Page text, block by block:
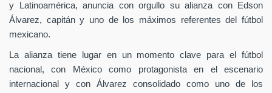
y Latinoamérica, anuncia con orgullo su alianza con Edson
Álvarez, capitán y uno de los máximos referentes del fútbol
mexicano.
La alianza tiene lugar en un momento clave para el fútbol
nacional, con México como protagonista en el escenario
internacional y con Álvarez consolidado como uno de los